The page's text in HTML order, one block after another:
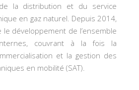
la distribution et du service
en gaz naturel. Depuis 2014,
le développement de l’ensemble
couvrant à la fois la
et la gestion des
en mobilité (SAT).